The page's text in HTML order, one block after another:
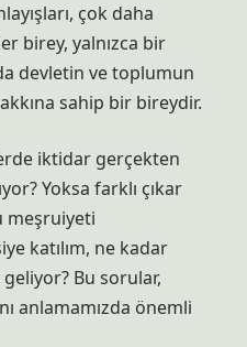
çok daha
birey, yalnızca bir
devletin ve toplumun
sahip bir bireydir.
iktidar gerçekten
Yoksa farklı çıkar
meşruiyeti
katılım, ne kadar
geliyor? Bu sorular,
anlamamızda önemli